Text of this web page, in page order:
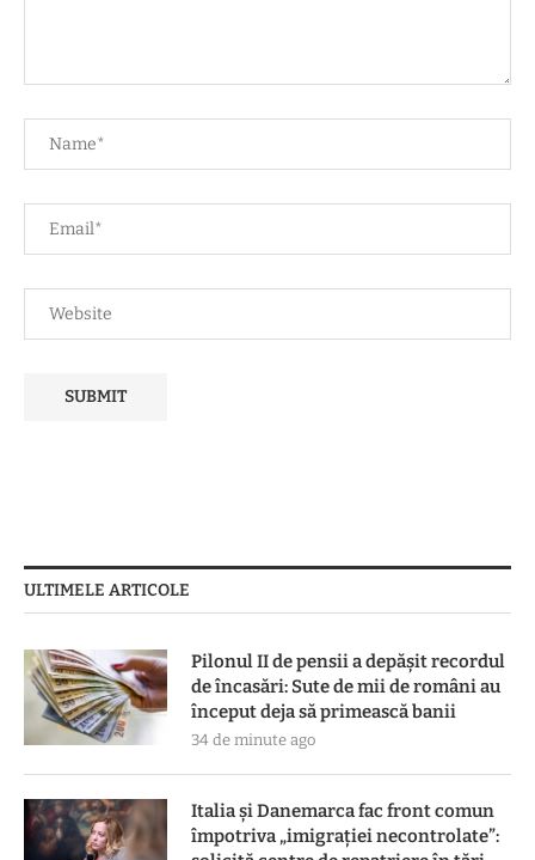
ULTIMELE ARTICOLE
Pilonul II de pensii a depășit recordul
de încasări: Sute de mii de români au
început deja să primească banii
34 de minute ago
Italia și Danemarca fac front comun
împotriva „imigrației necontrolate”: